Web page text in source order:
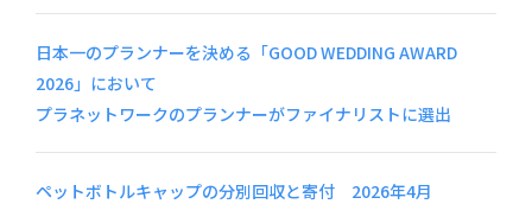
日本一のプランナーを決める「GOOD WEDDING AWARD
2026」において
プラネットワークのプランナーがファイナリストに選出
ペットボトルキャップの分別回収と寄付 2026年4月